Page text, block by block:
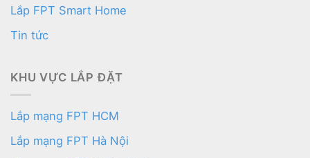
Lắp FPT Smart Home
Tin tức
KHU VỰC LẮP ĐẶT
Lắp mạng FPT HCM
Lắp mạng FPT Hà Nội